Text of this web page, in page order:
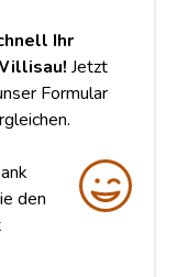
Ihr
Jetzt
Formular
den